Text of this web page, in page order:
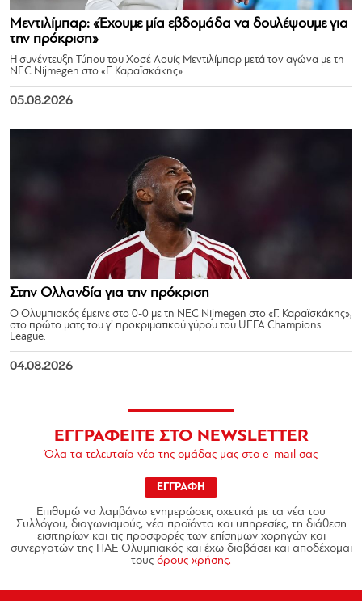
Μεντιλίμπαρ: «Έχουμε μία εβδομάδα να δουλέψουμε για
την πρόκριση»
Η συνέντευξη Τύπου του Χοσέ Λουίς Μεντιλίμπαρ μετά τον αγώνα με τη
NEC Nijmegen στο «Γ. Καραϊσκάκης».
05.08.2026
Στην Ολλανδία για την πρόκριση
Ο Ολυμπιακός έμεινε στο 0-0 με τη NEC Nijmegen στο «Γ. Καραϊσκάκης»,
στο πρώτο ματς του γ’ προκριματικού γύρου του UEFA Champions
League.
04.08.2026
ΕΓΓΡΑΦΕΙΤΕ ΣΤΟ NEWSLETTER
Όλα τα τελευταία νέα της ομάδας μας στο e-mail σας
ΕΓΓΡΑΦΗ
Επιθυμώ να λαμβάνω ενημερώσεις σχετικά με τα νέα του
Συλλόγου, διαγωνισμούς, νέα προϊόντα και υπηρεσίες, τη διάθεση
εισιτηρίων και τις προσφορές των επίσημων χορηγών και
συνεργατών της ΠΑΕ Ολυμπιακός και έχω διαβάσει και αποδέχομαι
τους όρους χρήσης.